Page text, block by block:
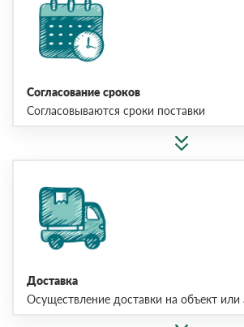
Согласование сроков
Согласовываются сроки поставки
Доставка
Осуществление доставки на объект или